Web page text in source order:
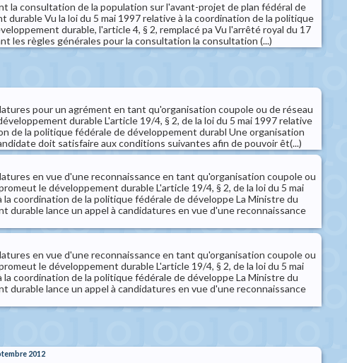
la consultation de la population sur l'avant-projet de plan fédéral de
durable Vu la loi du 5 mai 1997 relative à la coordination de la politique
durable, l'article 4, § 2, remplacé pa Vu l'arrêté royal du 17
les règles générales pour la consultation la consultation (...)
pour un agrément en tant qu'organisation coupole ou de réseau
durable L'article 19/4, § 2, de la loi du 5 mai 1997 relative
de la politique fédérale de développement durabl Une organisation
doit satisfaire aux conditions suivantes afin de pouvoir êt(...)
en vue d'une reconnaissance en tant qu'organisation coupole ou
le développement durable L'article 19/4, § 2, de la loi du 5 mai
la coordination de la politique fédérale de développe La Ministre du
durable lance un appel à candidatures en vue d'une reconnaissance
en vue d'une reconnaissance en tant qu'organisation coupole ou
le développement durable L'article 19/4, § 2, de la loi du 5 mai
la coordination de la politique fédérale de développe La Ministre du
durable lance un appel à candidatures en vue d'une reconnaissance
2012